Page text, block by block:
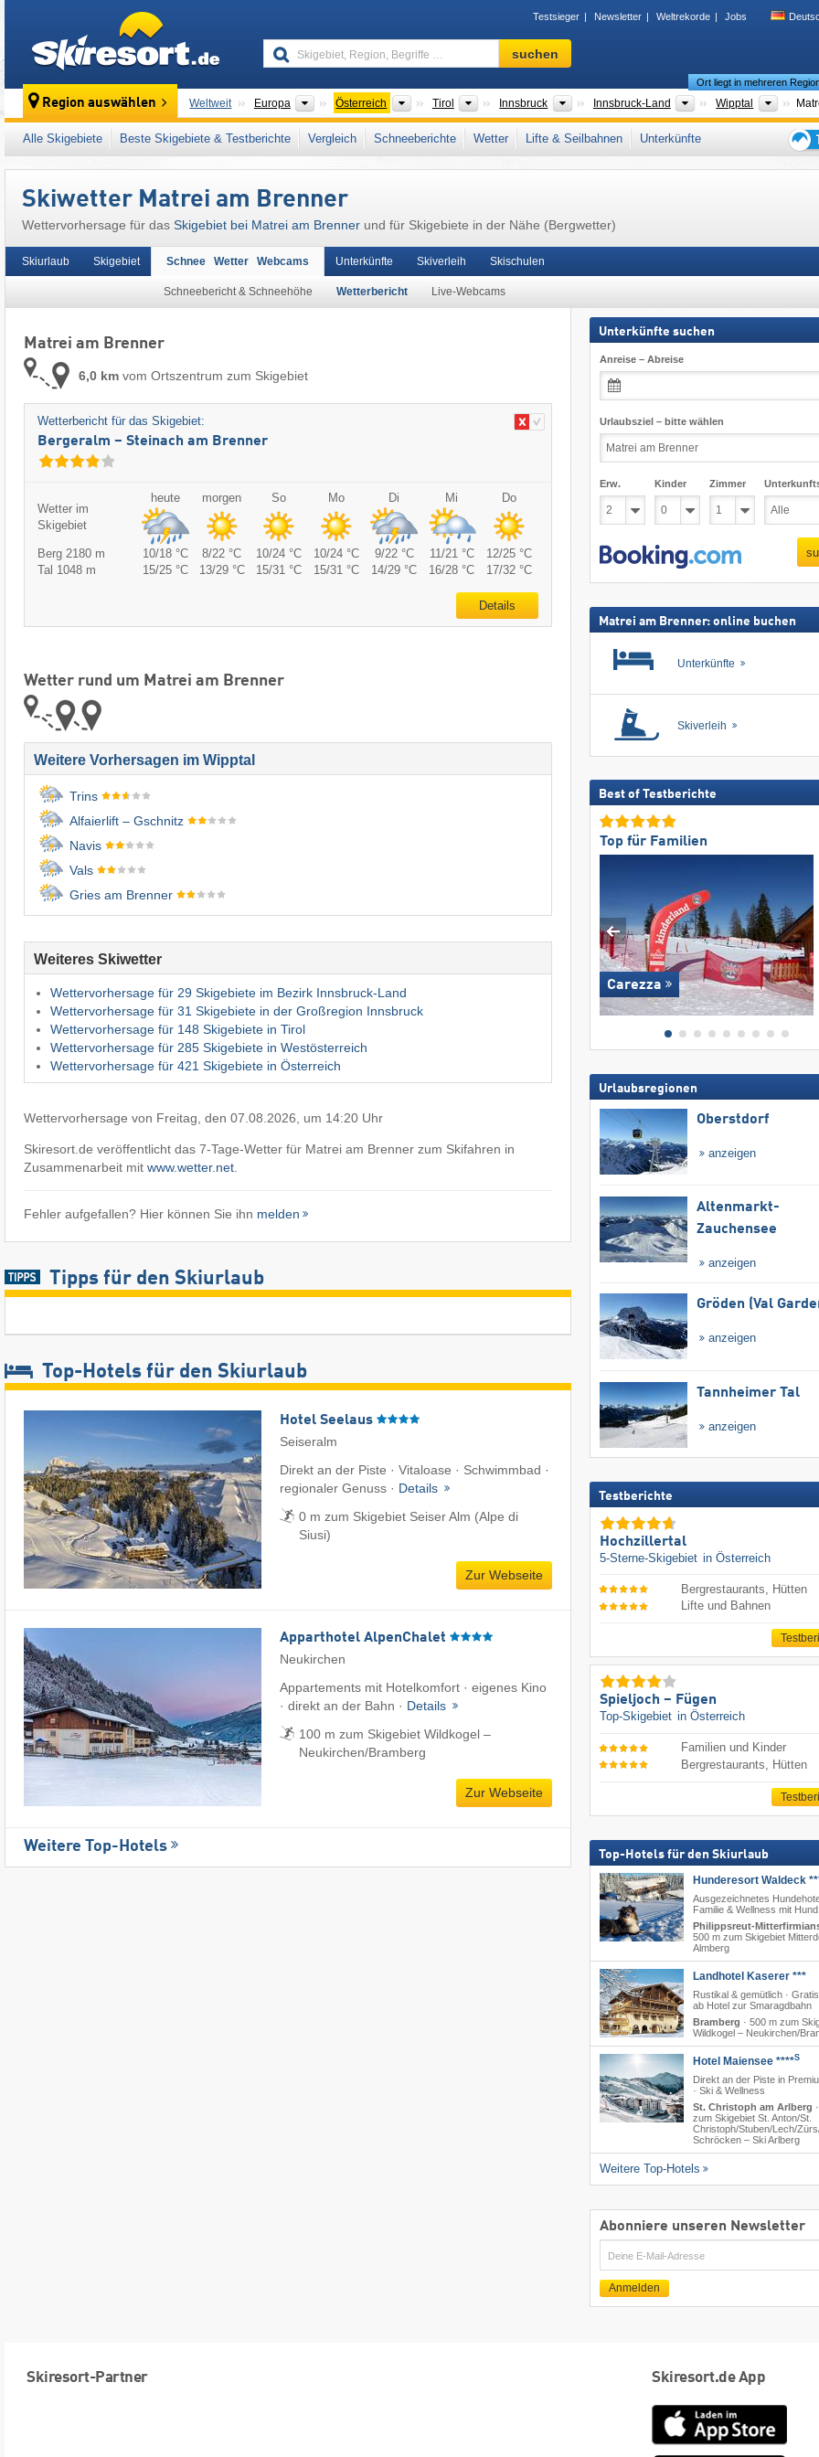
Testsieger Newsletter Weltrekorde Jobs
Skigebiet,
Region,
…
suchen
Region auswählen Weltweit Europa Kontinente
Österreich Länder
Tirol Bundesländer
Innsbruck Großregionen
Innsbruck-Land Bezirke/Städte
Wipptal
Ort liegt in mehreren
Dieser Ort liegt auch in: Stubaier Alpen Tiroler Alpen Zentrale Ostalpen Westösterreich , Österreichische Alpen Ostalpen,
Mitteleuropa Europäische Union
Alle Skigebiete Beste Skigebiete & Testberichte Vergleich Schneeberichte Wetter Lifte & Seilbahnen
Unterkünfte
Skiwetter Matrei am Brenner
Wettervorhersage für das Skigebiet bei Matrei am Brenner und für Skigebiete in der Nähe (Bergwetter)
Skiurlaub Skigebiet Schnee Wetter Webcams
Schneebericht & Schneehöhe Wetterbericht Live-Webcams
Unterkünfte Skiverleih Skischulen
Matrei am Brenner
6,0 kmvom Ortszentrum zum Skigebiet
Wetterbericht für das Skigebiet:
Bergeralm – Steinach am Brenner
Wetter im
Skigebiet
heute morgen So Mo Di Mi Do
Berg 2180 m 10/18 °C 8/22 °C 10/24 °C 10/24 °C 9/22 °C 11/21 °C
12/25 °C
Tal 1048 m
15/25 °C 13/29 °C 15/31 °C 15/31 °C 14/29 °C 16/28 °C 17/32 °C
Details
Wetter rund um Matrei am Brenner
Weitere Vorhersagen im Wipptal
Trins
Alfaierlift – Gschnitz
Navis
Vals
Gries am Brenner
Weiteres Skiwetter
Wettervorhersage für 29 Skigebiete im Bezirk Innsbruck-Land
Wettervorhersage für 31 Skigebiete in der Großregion Innsbruck
Wettervorhersage für 148 Skigebiete in Tirol
Wettervorhersage für 285 Skigebiete in Westösterreich
Wettervorhersage für 421 Skigebiete in Österreich
Wettervorhersage von Freitag, den 07.08.2026, um 14:20 Uhr
Skiresort.de veröffentlicht das 7-Tage-Wetter für Matrei am Brenner zum Skifahren in
Zusammenarbeit mit www.wetter.net.
Fehler aufgefallen? Hier können Sie ihn melden
Tipps für den Skiurlaub
Top-Hotels für den Skiurlaub
Hotel Seelaus
Seiseralm
Direkt an der Piste · Vitaloase · Schwimmbad ·
regionaler Genuss · Details
0 m zum Skigebiet Seiser Alm (Alpe di
Siusi)
Zur Webseite
Apparthotel AlpenChalet
Neukirchen
Appartements mit Hotelkomfort · eigenes Kino
· direkt an der Bahn · Details
100 m zum Skigebiet Wildkogel –
Neukirchen/​Bramberg
Zur Webseite
Weitere Top-Hotels
Unterkünfte suchen
Anreise – Abreise
Urlaubsziel – bitte wählen
Erw. Kinder Zimmer
Matrei am Brenner: online buchen
Unterkünfte
Skiverleih
Best of Testberichte
Top für Familien
Carezza
Urlaubsregionen
Oberstdorf
anzeigen
Altenmarkt-
Zauchensee
anzeigen
Gröden (Val
anzeigen
Tannheimer Tal
anzeigen
Testberichte
Hochzillertal
5-Sterne-Skigebiet in Österreich
Bergrestaurants, Hütten
Lifte und Bahnen
Spieljoch – Fügen
Top-Skigebiet in Österreich
Familien und Kinder
Bergrestaurants, Hütten
Top-Hotels für den Skiurlaub
Hunderesort Waldeck
Ausgezeichnetes
Familie & Wellness mit Hund
Philippsreut-
500 m zum Skigebiet
Almberg
Landhotel Kaserer ***
Rustikal & gemütlich ·
ab Hotel zur Smaragdbahn
Bramberg · 500 m zum
Wildkogel – Neukirchen/​
Hotel Maiensee ****S
Direkt an der Piste in
· Ski & Wellness
St. Christoph am Arlberg
zum Skigebiet St. Anton/​St.
Christoph/​Stuben/​Lech/​
Schröcken – Ski Arlberg
Weitere Top-Hotels
Abonniere unseren Newsletter
E-
Mail
Anmelden
Skiresort-Partner Skiresort.de App
App
Store